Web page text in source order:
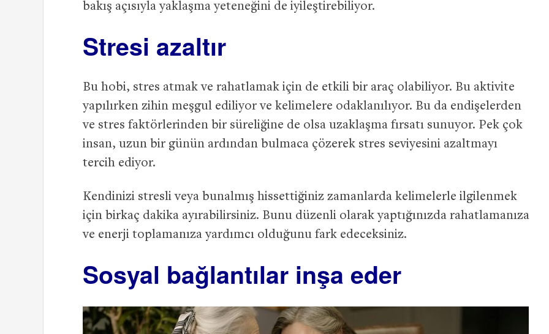
bakış açısıyla yaklaşma yeteneğini de iyileştirebiliyor.
Stresi azaltır
Bu hobi, stres atmak ve rahatlamak için de etkili bir araç olabiliyor. Bu aktivite
yapılırken zihin meşgul ediliyor ve kelimelere odaklanılıyor. Bu da endişelerden
ve stres faktörlerinden bir süreliğine de olsa uzaklaşma fırsatı sunuyor. Pek çok
insan, uzun bir günün ardından bulmaca çözerek stres seviyesini azaltmayı
tercih ediyor.
Kendinizi stresli veya bunalmış hissettiğiniz zamanlarda kelimelerle ilgilenmek
için birkaç dakika ayırabilirsiniz. Bunu düzenli olarak yaptığınızda rahatlamanıza
ve enerji toplamanıza yardımcı olduğunu fark edeceksiniz.
Sosyal bağlantılar inşa eder